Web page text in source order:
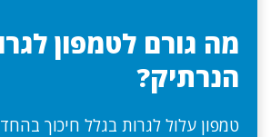
מה גורם לטמפון
הנרתיק?
טמפון עלול לגרות בגלל חיכוך